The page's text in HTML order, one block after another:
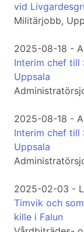
vid
Militärjobb,
2025-08-18 -
Interim chef till
Uppsala
2025-08-18 -
Interim chef till
Uppsala
2025-02-03 -
Timvik och
kille i Falun